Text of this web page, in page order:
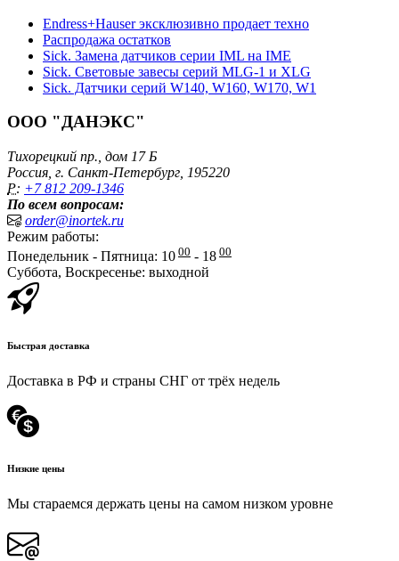
Endress+Hauser эксклюзивно продает техно
Распродажа остатков
Sick. Замена датчиков серии IML на IME
Sick. Световые завесы серий MLG-1 и XLG
Sick. Датчики серий W140, W160, W170, W1
ООО "ДАНЭКС"
Тихорецкий пр., дом 17 Б
Россия, г. Санкт-Петербург, 195220
P: +7 812 209-1346
По всем вопросам:
order@inortek.ru
Режим работы:
Понедельник - Пятница: 10 00 - 18 00
Суббота, Воскресенье: выходной
Быстрая доставка
Доставка в РФ и страны СНГ от трёх недель
Низкие цены
Мы стараемся держать цены на самом низком уровне